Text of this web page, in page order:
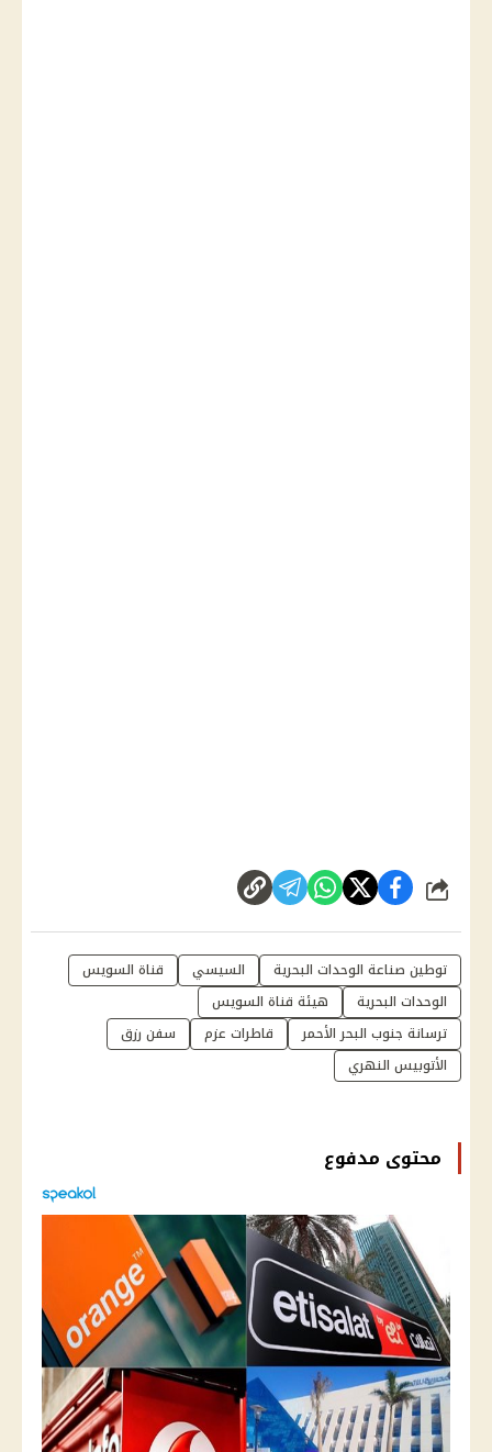
شارك
توطين صناعة الوحدات البحرية السيسي
قناة السويس
الوحدات البحرية
هيئة قناة السويس
ترسانة جنوب البحر الأحمر
قاطرات عزم
سفن رزق
الأتوبيس النهري
محتوى مدفوع